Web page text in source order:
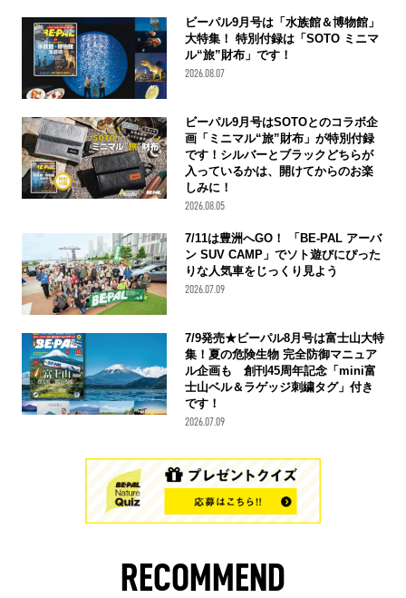
ビーパル9月号は「水族館＆博物館」
大特集！ 特別付録は「SOTO ミニマ
ル“旅”財布」です！
2026.08.07
ビーパル9月号はSOTOとのコラボ企
画「ミニマル“旅”財布」が特別付録
です！シルバーとブラックどちらが
入っているかは、開けてからのお楽
しみに！
2026.08.05
7/11は豊洲へGO！ 「BE-PAL アーバ
ン SUV CAMP」でソト遊びにぴった
りな人気車をじっくり見よう
2026.07.09
7/9発売★ビーパル8月号は富士山大特
集！夏の危険生物 完全防御マニュア
ル企画も 創刊45周年記念「mini富
士山ベル＆ラゲッジ刺繍タグ」付き
です！
2026.07.09
RECOMMEND